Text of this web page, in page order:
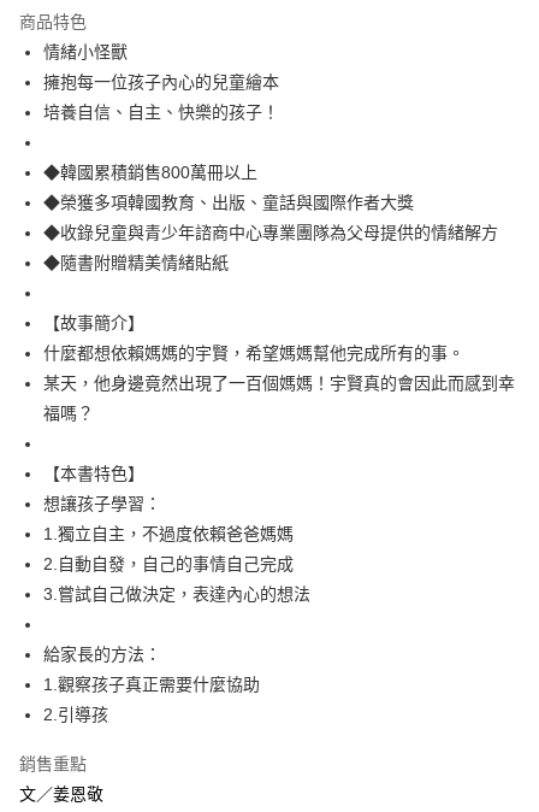
宅配
每筆NT$100，滿NT$499(含以上)免運費
商品特色
情緒小怪獸
擁抱每一位孩子內心的兒童繪本
培養自信、自主、快樂的孩子！
◆韓國累積銷售800萬冊以上
◆榮獲多項韓國教育、出版、童話與國際作者大獎
◆收錄兒童與青少年諮商中心專業團隊為父母提供的情緒解方
◆隨書附贈精美情緒貼紙
【故事簡介】
什麼都想依賴媽媽的宇賢，希望媽媽幫他完成所有的事。
某天，他身邊竟然出現了一百個媽媽！宇賢真的會因此而感到幸
福嗎？
【本書特色】
想讓孩子學習：
1.獨立自主，不過度依賴爸爸媽媽
2.自動自發，自己的事情自己完成
3.嘗試自己做決定，表達內心的想法
給家長的方法：
1.觀察孩子真正需要什麼協助
2.引導孩
銷售重點
文／姜恩敬